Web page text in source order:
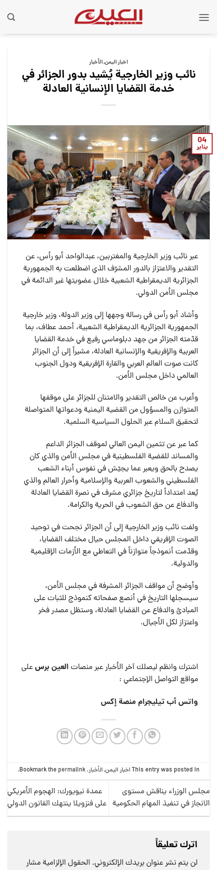
اخبار اليمن,الأخبار
نائب وزير الخارجية يُشيد بدور الجزائر في
خدمة القضايا الإنسانية العادلة
04
يناير
عبر نائب وزير الخارجية والمغتربين، عبدالواحد أبو رأس، عن
التقدير والاعتزاز بالدور المشرّف الذي اضطلعت به الجمهورية
الجزائرية الديمقراطية الشعبية خلال عضويتها غير الدائمة في
مجلس الأمن الدولي.
وأشاد أبو رأس في رسالة وجهها إلى وزير الدولة، وزير خارجية
الجمهورية الجزائرية الديمقراطية الشعبية، أحمد عطاف، بما
قدّمته الجزائر من جهد دبلوماسي رفيع في خدمة القضايا
العربية والإفريقية والإنسانية العادلة، مشيراً إلى أن الجزائر
كانت صوت العالم العربي والقارة الإفريقية ودول الجنوب
العالمي داخل مجلس الأمن.
وأعرب عن خالص التقدير والامتنان للجزائر على موقفها
المتوازن والمسؤول من القضية اليمنية ودعواتها المتواصلة
لتحقيق السلام عبر الحلول السياسية السلمية.
كما عبر عن تثمين اليمن العالي لموقف الجزائر الداعم
والمساند للقضية الفلسطينية في مجلس الأمن والذي كان
يصدح بالحق ويعبر عما يجيّش في نفوس أبناء الشعب
الفلسطيني والشعوب العربية والإسلامية وأحرار العالم والذي
يُعد امتداداً لتاريخ جزائري مشرف في نصرة القضايا العادلة
والدفاع عن حق الشعوب في الحرية والكرامة.
ولفت نائب وزير الخارجية إلى أن الجزائر نجحت في توحيد
الصوت الإفريقي داخل المجلس حيال مختلف القضايا،
وقدّمت أنموذجاً متوازناً في التعاطي مع الأزمات الإقليمية
والدولية.
وأوضح أن مواقف الجزائر المشرفة في مجلس الأمن،
سيسجلها التاريخ في أنصع صفحاته كنموذج للثبات على
المبادئ والدفاع عن القضايا العادلة، وستظل مصدر فخر
واعتزاز لكل الأجيال.
اشترك وانظم ليصلك آخر الأخبار عبر منصات العين برسعلى
مواقع التواصل الإجتماعي :
واتس أبتيليجرام منصة إكس
This entry was posted inاخبار اليمن,الأخبار. Bookmark the
permalink
.
مجلس الوزراء يناقش مستوى
الانجاز في تنفيذ المهام الحكومية
عمدة نيويورك: الهجوم الأمريكي
على فنزويلا ينتهك القانون الدولي
اترك تعليقاً
لن يتم نشر عنوان بريدك الإلكتروني. الحقول الإلزامية مشار